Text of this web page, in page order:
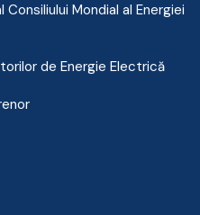
Mondial al Energiei
de Energie Electrică